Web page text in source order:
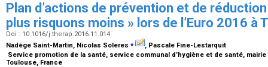
Plan d’actions de prévention et de
plus risquons moins » lors de l’Euro 2016 à
Doi : 10.1016/j.therap.2016.11.014
Nadège Saint-Martin, Nicolas Soleres ⁎
, Pascale Fine-Lestarquit
Service promotion de la santé, service communal d’hygiène et de santé, mairie
Toulouse, France